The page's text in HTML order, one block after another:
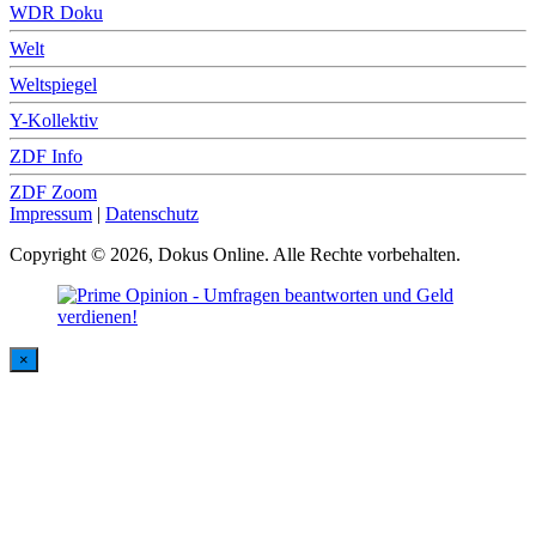
WDR Doku
Welt
Weltspiegel
Y-Kollektiv
ZDF Info
ZDF Zoom
Impressum | Datenschutz
Copyright © 2026, Dokus Online. Alle Rechte vorbehalten.
×